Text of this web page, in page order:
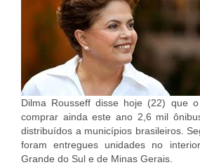
Dilma Rousseff disse hoje (22) que
comprar ainda este ano 2,6 mil
distribuídos a municípios brasileiros.
foram entregues unidades no
Grande do Sul e de Minas Gerais.